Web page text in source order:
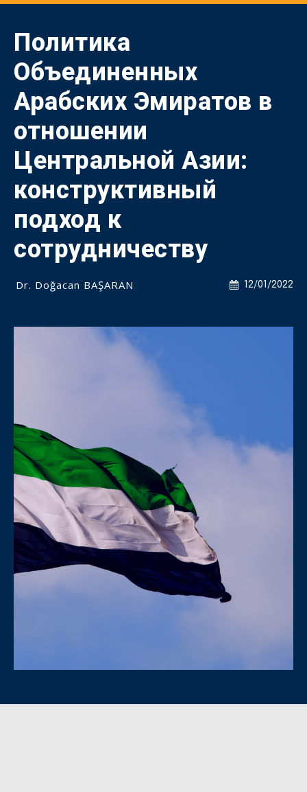
Политика
Объединенных
Арабских Эмиратов в
отношении
Центральной Азии:
конструктивный
подход к
сотрудничеству
12/01/2022
Dr. Doğacan BAŞARAN